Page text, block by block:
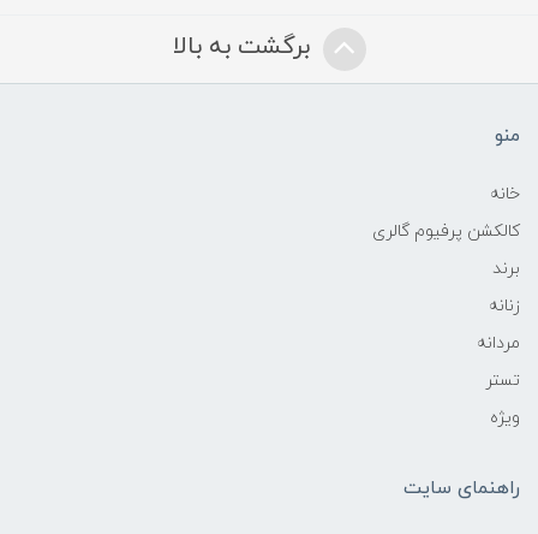
برگشت به بالا
منو
خانه
کالکشن پرفیوم گالری
برند
زنانه
مردانه
تستر
ویژه
راهنمای سایت